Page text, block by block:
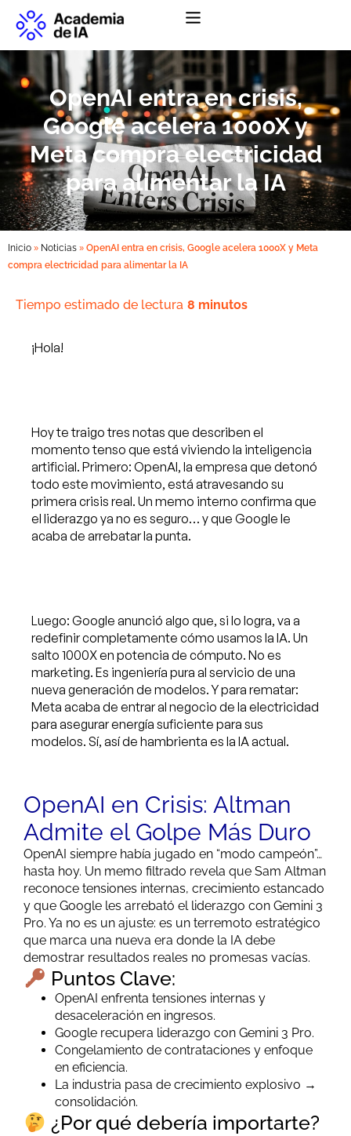
OpenAI entra en crisis,
Google acelera 1000X y
Meta compra electricidad
para alimentar la IA
Inicio » Noticias » OpenAI entra en crisis, Google acelera 1000X y Meta
compra electricidad para alimentar la IA
Tiempo estimado de lectura 8 minutos
¡Hola!
Hoy te traigo tres notas que describen el
momento tenso que está viviendo la inteligencia
artificial. Primero: OpenAI, la empresa que detonó
todo este movimiento, está atravesando su
primera crisis real. Un memo interno confirma que
el liderazgo ya no es seguro… y que Google le
acaba de arrebatar la punta.
Luego: Google anunció algo que, si lo logra, va a
redefinir completamente cómo usamos la IA. Un
salto 1000X en potencia de cómputo. No es
marketing. Es ingeniería pura al servicio de una
nueva generación de modelos. Y para rematar:
Meta acaba de entrar al negocio de la electricidad
para asegurar energía suficiente para sus
modelos. Sí, así de hambrienta es la IA actual.
OpenAI en Crisis: Altman
Admite el Golpe Más Duro
OpenAI siempre había jugado en “modo campeón”…
hasta hoy. Un memo filtrado revela que Sam Altman
reconoce tensiones internas, crecimiento estancado
y que Google les arrebató el liderazgo con Gemini 3
Pro. Ya no es un ajuste: es un terremoto estratégico
que marca una nueva era donde la IA debe
demostrar resultados reales no promesas vacías.
Puntos Clave:
OpenAI enfrenta tensiones internas y
desaceleración en ingresos.
Google recupera liderazgo con Gemini 3 Pro.
Congelamiento de contrataciones y enfoque
en eficiencia.
La industria pasa de crecimiento explosivo →
consolidación.
¿Por qué debería importarte?